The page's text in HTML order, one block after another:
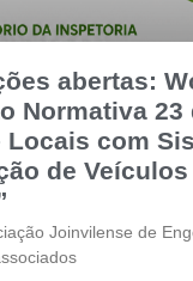
abertas:
Normativa 23
Locais com
de Veículos
Joinvilense de